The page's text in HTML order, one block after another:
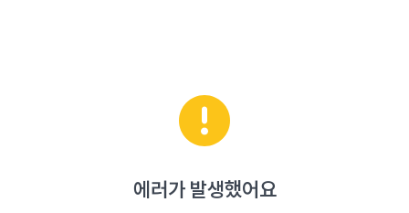
에러가 발생했어요